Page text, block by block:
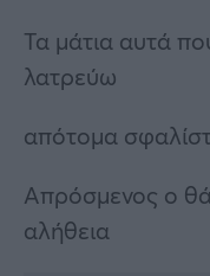
Τα μάτια αυτά
λατρεύω
απότομα
Απρόσμενος ο
αλήθεια